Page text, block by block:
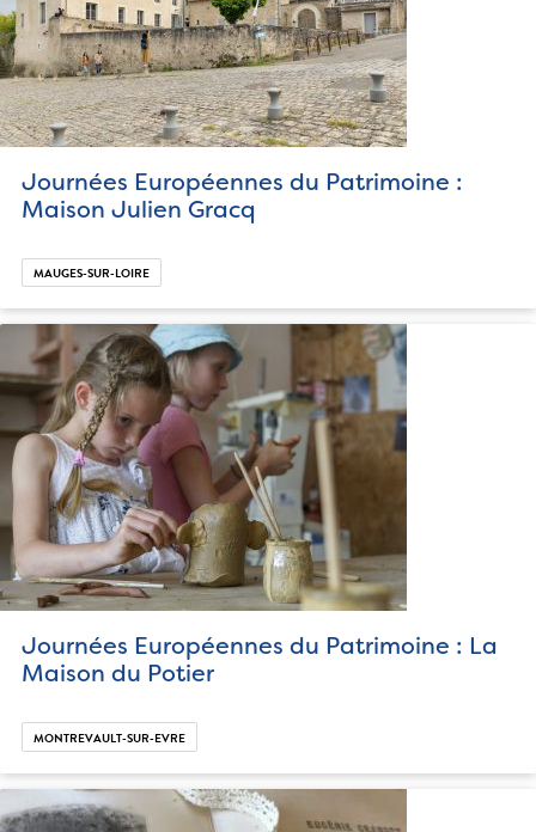
Journées Européennes du Patrimoine :
Maison Julien Gracq
MAUGES-SUR-LOIRE
Journées Européennes du Patrimoine : La
Maison du Potier
MONTREVAULT-SUR-EVRE